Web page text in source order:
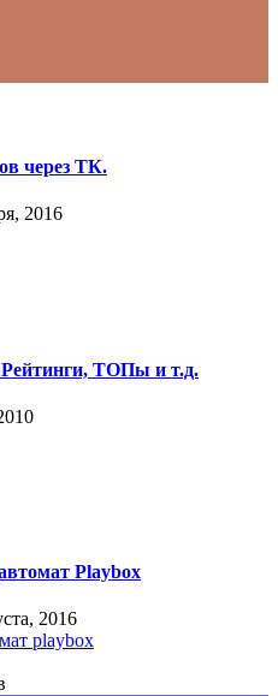
через ТК.
2016
ТОПы и т.д.
Playbox
2016
playbox